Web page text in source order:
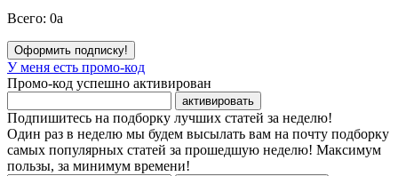
Всего: 0a
Оформить подписку!
У меня есть промо-код
Промо-код успешно активирован
активировать
Подпишитесь на подборку лучших статей за неделю!
Один раз в неделю мы будем высылать вам на почту подборку
самых популярных статей за прошедшую неделю! Максимум
пользы, за минимум времени!